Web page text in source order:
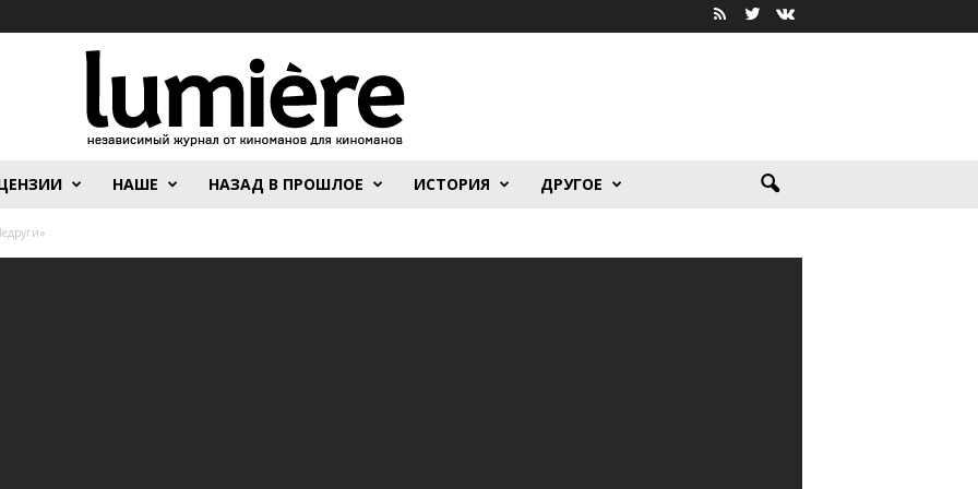
НАШЕ НАЗАД В ПРОШЛОЕ ИСТОРИЯ ДРУГОЕ